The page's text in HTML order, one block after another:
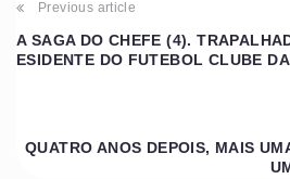
Previous article
A SAGA DO CHEFE (4).
ESIDENTE DO FUTEBOL CLUBE
QUATRO ANOS DEPOIS, MAIS